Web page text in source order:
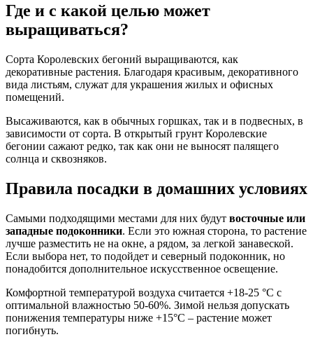
Где и с какой целью может
выращиваться?
Сорта Королевских бегоний выращиваются, как
декоративные растения. Благодаря красивым, декоративного
вида листьям, служат для украшения жилых и офисных
помещений.
Высаживаются, как в обычных горшках, так и в подвесных, в
зависимости от сорта. В открытый грунт Королевские
бегонии сажают редко, так как они не выносят палящего
солнца и сквозняков.
Правила посадки в домашних условиях
Самыми подходящими местами для них будут восточные или
западные подоконники. Если это южная сторона, то растение
лучше разместить не на окне, а рядом, за легкой занавеской.
Если выбора нет, то подойдет и северный подоконник, но
понадобится дополнительное искусственное освещение.
Комфортной температурой воздуха считается +18-25 °C с
оптимальной влажностью 50-60%. Зимой нельзя допускать
понижения температуры ниже +15°C – растение может
погибнуть.